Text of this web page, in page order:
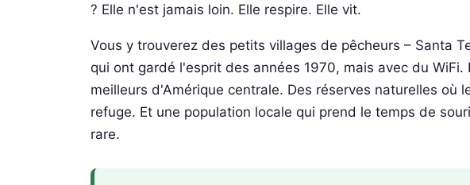
? Elle n'est jamais loin. Elle respire. Elle vit.
Vous y trouverez des petits villages de pêcheurs – Santa
qui ont gardé l'esprit des années 1970, mais avec du
meilleurs d'Amérique centrale. Des réserves naturelles où
refuge. Et une population locale qui prend le temps de
rare.